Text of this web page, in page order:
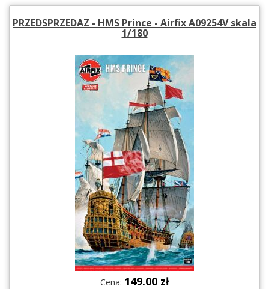
PRZEDSPRZEDAZ - HMS Prince - Airfix A09254V skala
1/180
Cena: 149.00 zł